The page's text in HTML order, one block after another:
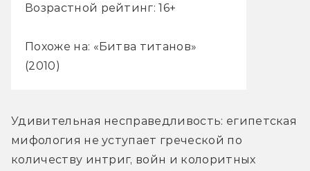
Возрастной рейтинг: 16+
Похоже на: «Битва титанов»
(2010)
Удивительная несправедливость: египетская
мифология не уступает греческой по
количеству интриг, войн и колоритных